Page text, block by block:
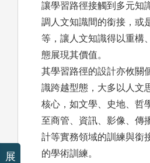
讓學習路徑接觸到多元知
調人文知識間的銜接，或
等，讓人文知識得以重構
態展現其價值。
其學習路徑的設計亦攸關
識跨越型態，大多以人文
核心，如文學、史地、哲
至商管、資訊、影像、傳
計等實務領域的訓練與銜
的學術訓練。
展